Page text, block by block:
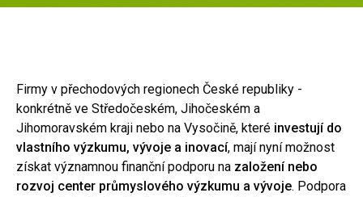
Firmy v přechodových regionech České republiky -
konkrétně ve Středočeském, Jihočeském a
Jihomoravském kraji nebo na Vysočině, které investují do
vlastního výzkumu, vývoje a inovací, mají nyní možnost
získat významnou finanční podporu na založení nebo
rozvoj center průmyslového výzkumu a vývoje. Podpora